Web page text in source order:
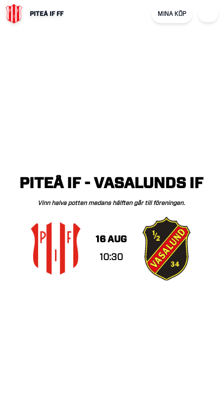
PITEÅ IF FF MINA KÖP
PITEÅ IF - VASALUNDS IF
Vinn halva potten medans hälften går till föreningen.
16 AUG
10:30